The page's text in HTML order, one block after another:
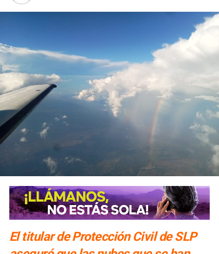
El titular de Protección Civil de SLP